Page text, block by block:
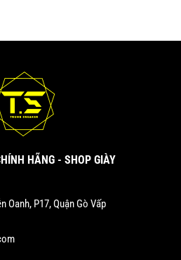
HÃNG - SHOP GIÀY
Oanh, P17, Quận Gò Vấp